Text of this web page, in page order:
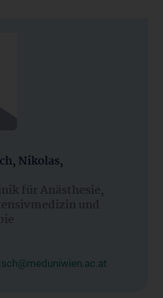
Nikolas,
für Anästhesie,
und